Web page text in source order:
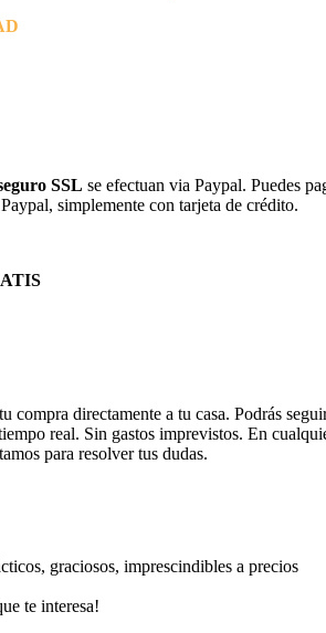
SSL se efectuan via Paypal. Puedes
simplemente con tarjeta de crédito.
compra directamente a tu casa. Podrás
real. Sin gastos imprevistos. En
para resolver tus dudas.
graciosos, imprescindibles a precios
te interesa!